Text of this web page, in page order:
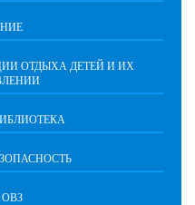
ОТДЫХА ДЕТЕЙ И ИХ